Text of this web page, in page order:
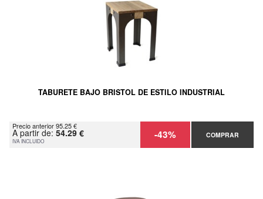
TABURETE BAJO BRISTOL DE ESTILO INDUSTRIAL
Precio anterior 95.25 €
A partir de: 54.29 €
IVA INCLUIDO -43% COMPRAR